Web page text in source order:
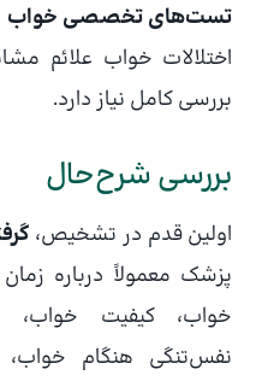
تست‌های تخصصی خواب
اختلالات خواب علائم
بررسی کامل نیاز دارد.
بررسی شرح‌حال
اولین قدم در تشخیص،
پزشک معمولاً درباره
خواب، کیفیت خواب،
نفس‌تنگی هنگام خواب،